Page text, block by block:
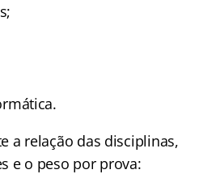
a relação das disciplinas,
e o peso por prova: